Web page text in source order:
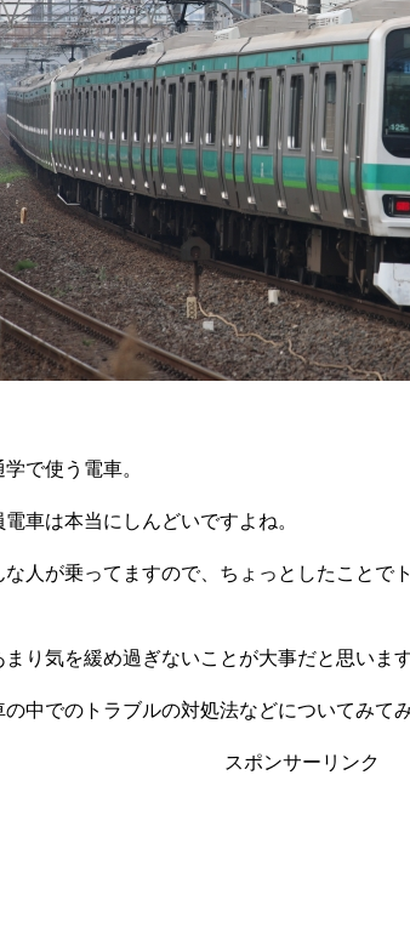
で使う電車。
車は本当にしんどいですよね。
な人が乗ってますので、ちょっとしたことで
り気を緩め過ぎないことが大事だと思います
中でのトラブルの対処法などについてみて
スポンサーリンク